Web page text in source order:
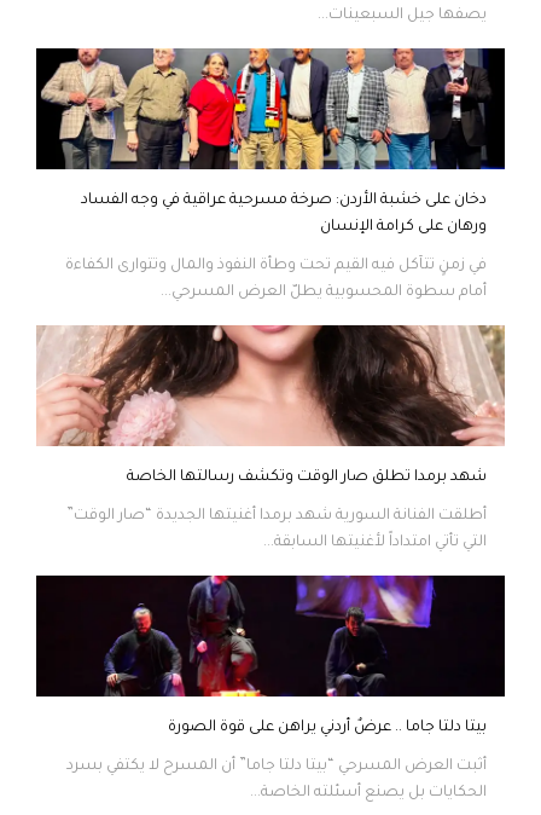
يصفها جيل السبعينات...
دخان على خشبة الأردن: صرخة مسرحية عراقية في وجه الفساد
ورهان على كرامة الإنسان
في زمنٍ تتآكل فيه القيم تحت وطأة النفوذ والمال وتتوارى الكفاءة
أمام سطوة المحسوبية يطلّ العرض المسرحي...
شهد برمدا تطلق صار الوقت وتكشف رسالتها الخاصة
أطلقت الفنانة السورية شهد برمدا أغنيتها الجديدة “صار الوقت”
التي تأتي امتداداً لأغنيتها السابقة...
بيتا دلتا جاما .. عرضٌ أردني يراهن على قوة الصورة
أثبت العرض المسرحي “بيتا دلتا جاما” أن المسرح لا يكتفي بسرد
الحكايات بل يصنع أسئلته الخاصة...